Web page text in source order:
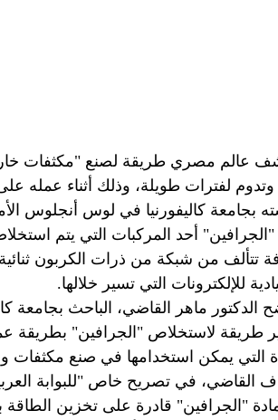
وتدوم لفترات طويلة، وذلك أثناء عمله
بجامعة كاليفورنيا في لوس أنجلوس
"الجرافين" أحد المركبات التي يتم
تتألف من شبكة من ذرات الكربون
للإلكترونات التي تسير خلالها.
الدكتور ماهر القاضي، الباحث بجامعة
طريقة لاستخلاص "الجرافين"
التي يمكن استخدامها في صنع مكثفات
القاضي، في تصريح خاص "للبوابة
"الجرافين" قادرة على تخزين